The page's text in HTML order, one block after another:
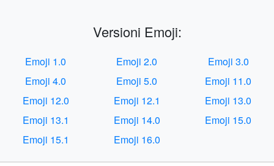
Versioni Emoji:
Emoji 1.0 Emoji 2.0
Emoji 3.0
Emoji 4.0
Emoji 5.0
Emoji 11.0
Emoji 12.0
Emoji 12.1
Emoji 13.0
Emoji 13.1
Emoji 14.0
Emoji 15.0
Emoji 15.1
Emoji 16.0